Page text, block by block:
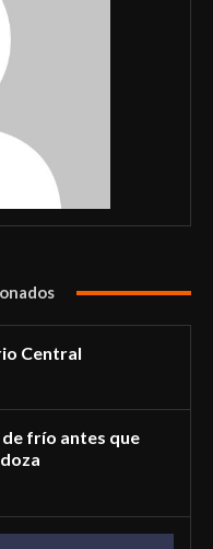
Central
frío antes que